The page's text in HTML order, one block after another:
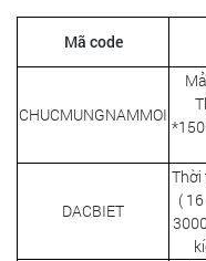
Mã code
CHUCMUNGNAMMOI
DACBIET
Thời
(